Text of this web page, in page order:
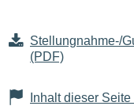
Stellungnahme-/
(PDF)
Inhalt dieser